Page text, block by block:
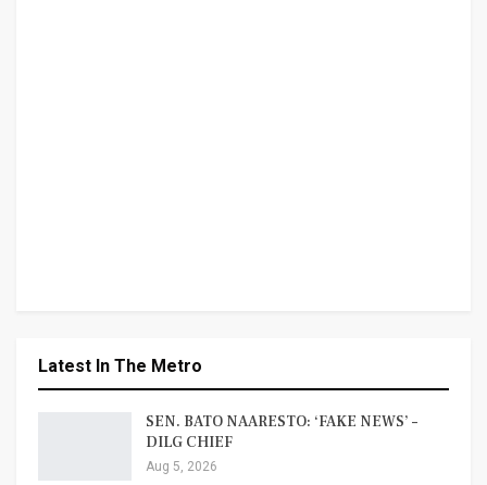
Latest In The Metro
SEN. BATO NAARESTO: ‘FAKE NEWS’ –
DILG CHIEF
Aug 5, 2026